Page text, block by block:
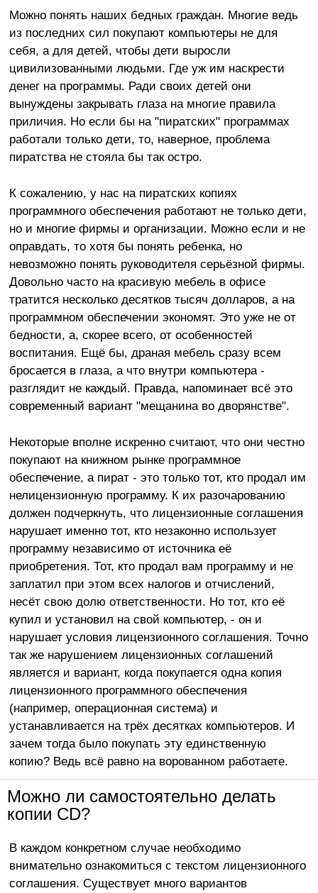
Можно понять наших бедных граждан. Многие ведь
из последних сил покупают компьютеры не для
себя, а для детей, чтобы дети выросли
цивилизованными людьми. Где уж им наскрести
денег на программы. Ради своих детей они
вынуждены закрывать глаза на многие правила
приличия. Но если бы на "пиратских" программах
работали только дети, то, наверное, проблема
пиратства не стояла бы так остро.
К сожалению, у нас на пиратских копиях
программного обеспечения работают не только дети,
но и многие фирмы и организации. Можно если и не
оправдать, то хотя бы понять ребенка, но
невозможно понять руководителя серьёзной фирмы.
Довольно часто на красивую мебель в офисе
тратится несколько десятков тысяч долларов, а на
программном обеспечении экономят. Это уже не от
бедности, а, скорее всего, от особенностей
воспитания. Ещё бы, драная мебель сразу всем
бросается в глаза, а что внутри компьютера -
разглядит не каждый. Правда, напоминает всё это
современный вариант "мещанина во дворянстве".
Некоторые вполне искренно считают, что они честно
покупают на книжном рынке программное
обеспечение, а пират - это только тот, кто продал им
нелицензионную программу. К их разочарованию
должен подчеркнуть, что лицензионные соглашения
нарушает именно тот, кто незаконно использует
программу независимо от источника её
приобретения. Тот, кто продал вам программу и не
заплатил при этом всех налогов и отчислений,
несёт свою долю ответственности. Но тот, кто её
купил и установил на свой компьютер, - он и
нарушает условия лицензионного соглашения. Точно
так же нарушением лицензионных соглашений
является и вариант, когда покупается одна копия
лицензионного программного обеспечения
(например, операционная система) и
устанавливается на трёх десятках компьютеров. И
зачем тогда было покупать эту единственную
копию? Ведь всё равно на ворованном работаете.
Можно ли самостоятельно делать
копии CD?
В каждом конкретном случае необходимо
внимательно ознакомиться с текстом лицензионного
соглашения. Существует много вариантов